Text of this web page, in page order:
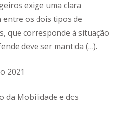
exige uma clara
entre os dois tipos de
que corresponde à situação
deve ser mantida (…).
2021
da Mobilidade e dos